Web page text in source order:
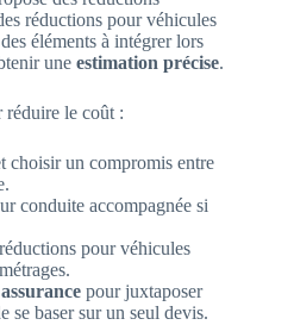
réductions pour véhicules
éléments à intégrer lors
une estimation précise.
réduire le coût :
choisir un compromis entre
conduite accompagnée si
pour véhicules
pour juxtaposer
se baser sur un seul devis.